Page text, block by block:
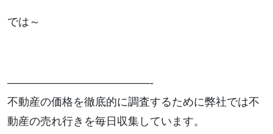
では～
—————————————-
不動産の価格を徹底的に調査するために弊社では不
動産の売れ行きを毎日収集しています。